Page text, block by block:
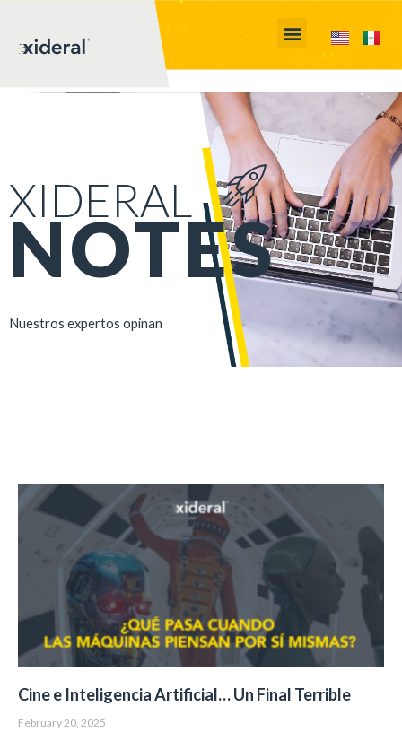
XIDERAL
NOTES
Nuestros expertos opinan
Cine e Inteligencia Artificial… Un Final Terrible
February 20, 2025